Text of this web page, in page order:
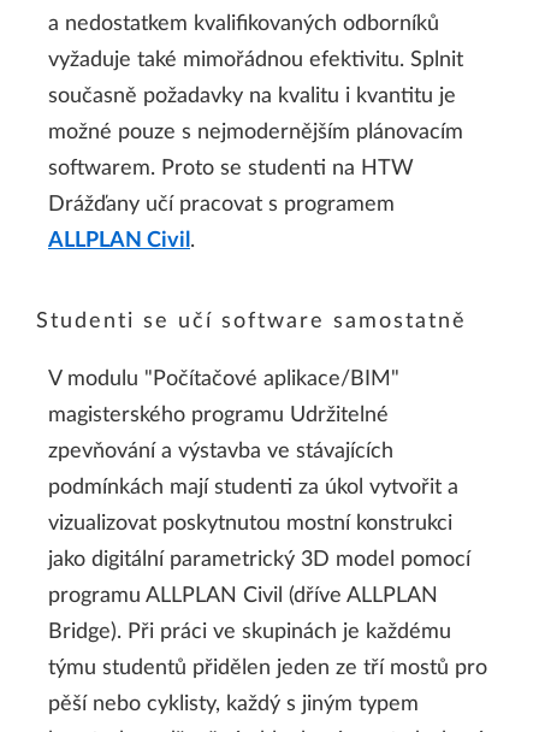
a nedostatkem kvalifikovaných odborníků
vyžaduje také mimořádnou efektivitu. Splnit
současně požadavky na kvalitu i kvantitu je
možné pouze s nejmodernějším plánovacím
softwarem. Proto se studenti na HTW
Drážďany učí pracovat s programem
ALLPLAN Civil .
Studenti se učí software samostatně
V modulu "Počítačové aplikace/BIM"
magisterského programu Udržitelné
zpevňování a výstavba ve stávajících
podmínkách mají studenti za úkol vytvořit a
vizualizovat poskytnutou mostní konstrukci
jako digitální parametrický 3D model pomocí
programu ALLPLAN Civil (dříve ALLPLAN
Bridge). Při práci ve skupinách je každému
týmu studentů přidělen jeden ze tří mostů pro
pěší nebo cyklisty, každý s jiným typem